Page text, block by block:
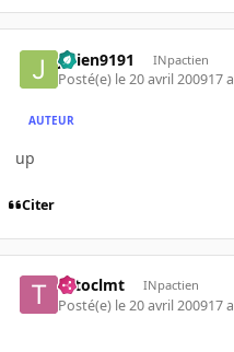
julien9191 INpactien
Posté(e) le 20 avril 200917 a
AUTEUR
up
Citer
totoclmt INpactien
Posté(e) le 20 avril 200917 a